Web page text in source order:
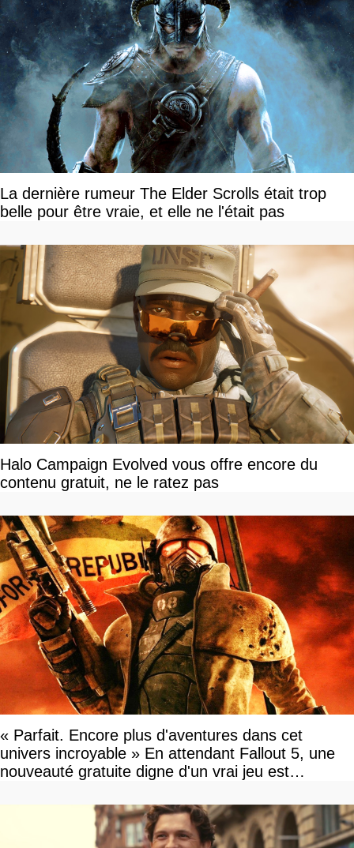
La dernière rumeur The Elder Scrolls était trop
belle pour être vraie, et elle ne l'était pas
Halo Campaign Evolved vous offre encore du
contenu gratuit, ne le ratez pas
« Parfait. Encore plus d'aventures dans cet
univers incroyable » En attendant Fallout 5, une
nouveauté gratuite digne d'un vrai jeu est